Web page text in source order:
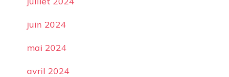
juin 2024
mai 2024
avril 2024